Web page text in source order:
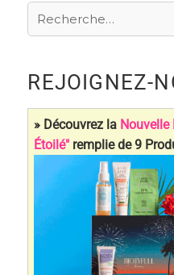
Recherche
pour
REJOIGNEZ-
» Découvrez la Nouvelle
Étoilé" remplie de 9